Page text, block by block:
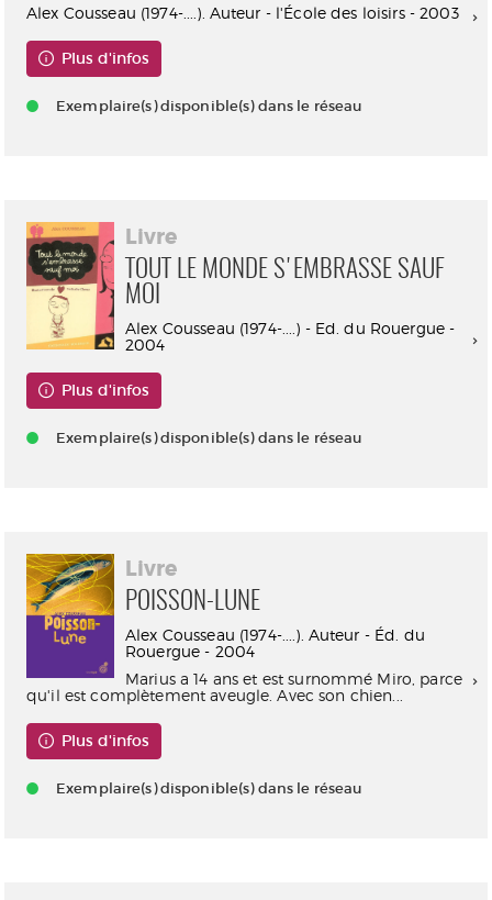
Alex Cousseau (1974-....). Auteur - l'École des loisirs - 2003
Plus d'infos
Exemplaire(s) disponible(s) dans le réseau
Livre
TOUT LE MONDE S'EMBRASSE SAUF
MOI
Alex Cousseau (1974-....) - Ed. du Rouergue -
2004
Plus d'infos
Exemplaire(s) disponible(s) dans le réseau
Livre
POISSON-LUNE
Alex Cousseau (1974-....). Auteur - Éd. du
Rouergue - 2004
Marius a 14 ans et est surnommé Miro, parce
qu'il est complètement aveugle. Avec son chien...
Plus d'infos
Exemplaire(s) disponible(s) dans le réseau